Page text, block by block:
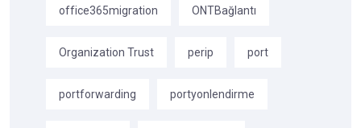
office365migration ONTBağlantı
Organization Trust perip port
portforwarding portyonlendirme